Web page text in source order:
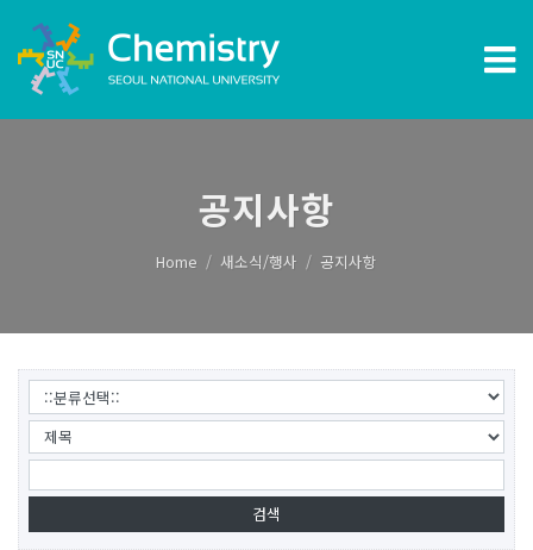
공지사항
Home 새소식/행사 공지사항